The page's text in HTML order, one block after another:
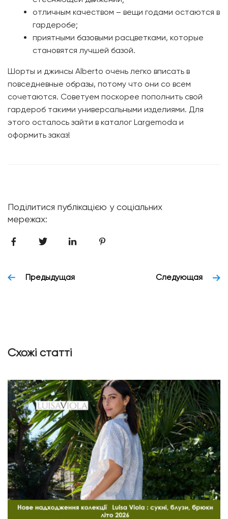
отличным качеством – вещи годами остаются в
гардеробе;
приятными базовыми расцветками, которые
становятся лучшей базой.
Шорты и джинсы Alberto очень легко вписать в
повседневные образы, потому что они со всем
сочетаются. Советуем поскорее пополнить свой
гардероб такими универсальными изделиями. Для
этого осталось зайти в каталог Largemoda и
оформить заказ!
Поділитися публікацією у соціальних
мережах:
Предыдущая Следующая
Схожі статті